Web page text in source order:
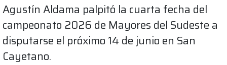
Agustín Aldama palpitó la cuarta fecha del
campeonato 2026 de Mayores del Sudeste a
disputarse el próximo 14 de junio en San
Cayetano.